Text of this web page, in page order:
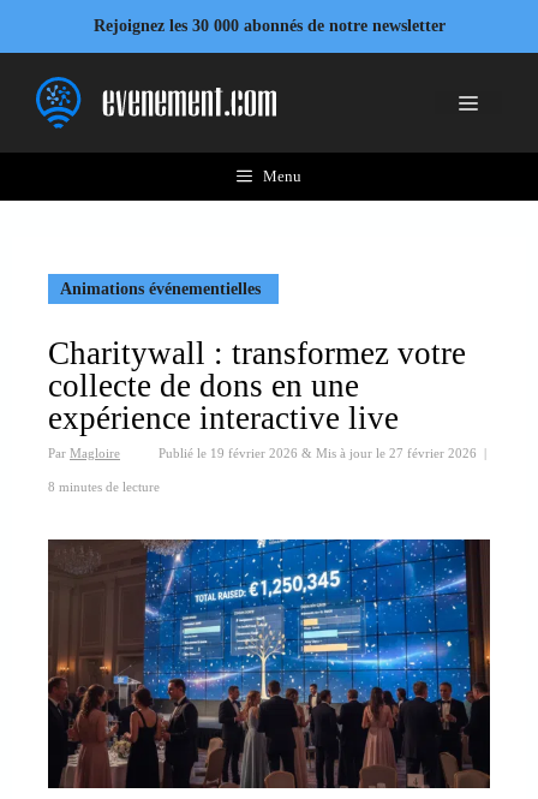
contenu
Rejoignez les 30 000 abonnés de notre newsletter
Menu
Menu
Animations événementielles
Charitywall : transformez votre
collecte de dons en une
expérience interactive live
Par Magloire Publié le 19 février 2026 & Mis à jour le 27 février 2026 |
8 minutes de lecture